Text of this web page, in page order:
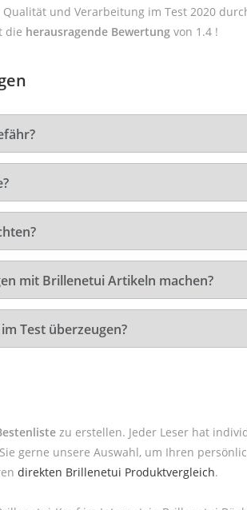
und Verarbeitung im Test 2020
die herausragende Bewertung von 1.4 !
mit Brillenetui Artikeln machen?
Test überzeugen?
zu erstellen. Jeder Leser hat
gerne unsere Auswahl, um Ihren
direkten Brillenetui Produktvergleich.